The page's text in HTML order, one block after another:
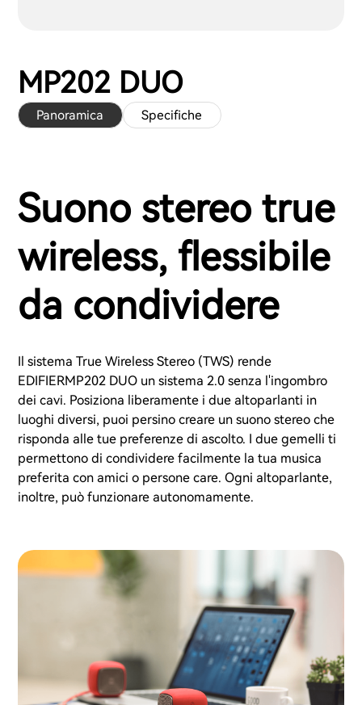
MP202 DUO
Panoramica Specifiche
Suono stereo true
wireless, flessibile
da condividere
Il sistema True Wireless Stereo (TWS) rende
EDIFIERMP202 DUO un sistema 2.0 senza l'ingombro
dei cavi. Posiziona liberamente i due altoparlanti in
luoghi diversi, puoi persino creare un suono stereo che
risponda alle tue preferenze di ascolto. I due gemelli ti
permettono di condividere facilmente la tua musica
preferita con amici o persone care. Ogni altoparlante,
inoltre, può funzionare autonomamente.